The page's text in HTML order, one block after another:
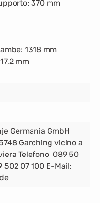
370 mm
1318 mm
mm
Germania GmbH
Garching vicino a
Telefono: 089 50
502 07 100 E-Mail: